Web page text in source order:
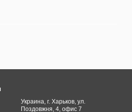
Украина, г. Харьков, ул.
Поздовжня, 4, офис 7